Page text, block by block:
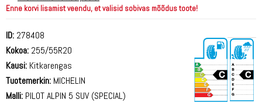
Enne korvi lisamist veendu, et valisid sobivas mõõdus toote!
ID: 278408
Kokoa: 255/55R20
Kausi: Kitkarengas
Tuotemerkin: MICHELIN
Malli: PILOT ALPIN 5 SUV (SPECIAL)